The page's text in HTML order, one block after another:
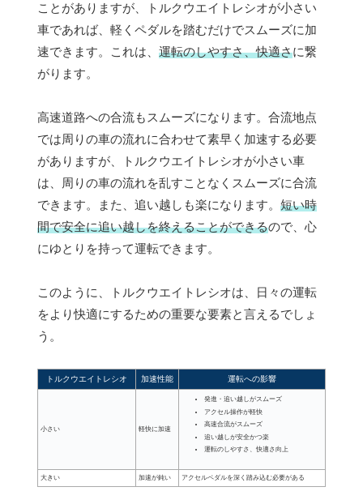
ことがありますが、トルクウエイトレシオが小さい
車であれば、軽くペダルを踏むだけでスムーズに加
速できます。これは、 運転のしやすさ、快適さに繋
がります。
高速道路への合流もスムーズになります。合流地点
では周りの車の流れに合わせて素早く加速する必要
がありますが、トルクウエイトレシオが小さい車
は、周りの車の流れを乱すことなくスムーズに合流
できます。また、追い越しも楽になります。 短い時
間で安全に追い越しを終えることができるので、心
にゆとりを持って運転できます。
このように、トルクウエイトレシオは、日々の運転
をより快適にするための重要な要素と言えるでしょ
う。
トルクウエイトレシオ 加速性能 運転への影響
小さい 軽快に加速
発進・追い越しがスムーズ
アクセル操作が軽快
高速合流がスムーズ
追い越しが安全かつ楽
運転のしやすさ、快適さ向上
大きい 加速が鈍い アクセルペダルを深く踏み込む必要がある